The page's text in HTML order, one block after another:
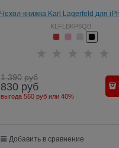
Чехол-книжка Karl Lagerfeld для
Kuilted Booktype
KLFLBKP6QB
1 390 руб
830 руб
выгода 560 руб или 40%
Добавить в сравнение